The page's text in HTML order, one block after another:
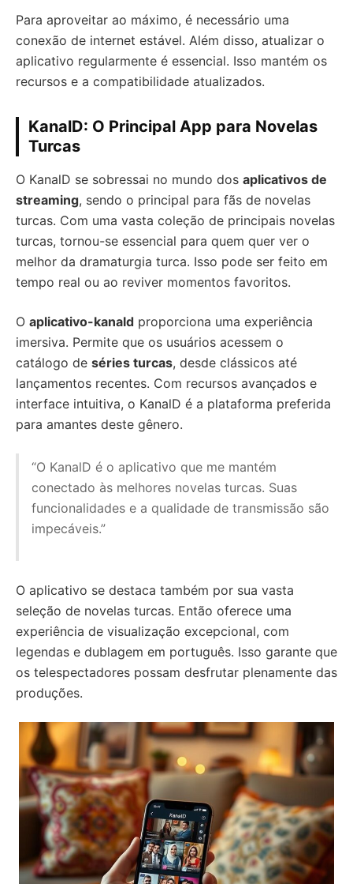
Para aproveitar ao máximo, é necessário uma
conexão de internet estável. Além disso, atualizar o
aplicativo regularmente é essencial. Isso mantém os
recursos e a compatibilidade atualizados.
KanalD: O Principal App para Novelas
Turcas
O KanalD se sobressai no mundo dos aplicativos de
streaming, sendo o principal para fãs de novelas
turcas. Com uma vasta coleção de principais novelas
turcas, tornou-se essencial para quem quer ver o
melhor da dramaturgia turca. Isso pode ser feito em
tempo real ou ao reviver momentos favoritos.
O aplicativo-kanald proporciona uma experiência
imersiva. Permite que os usuários acessem o
catálogo de séries turcas, desde clássicos até
lançamentos recentes. Com recursos avançados e
interface intuitiva, o KanalD é a plataforma preferida
para amantes deste gênero.
“O KanalD é o aplicativo que me mantém
conectado às melhores novelas turcas. Suas
funcionalidades e a qualidade de transmissão são
impecáveis.”
O aplicativo se destaca também por sua vasta
seleção de novelas turcas. Então oferece uma
experiência de visualização excepcional, com
legendas e dublagem em português. Isso garante que
os telespectadores possam desfrutar plenamente das
produções.